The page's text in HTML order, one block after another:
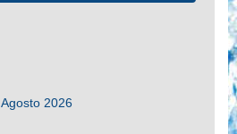
Agosto 2026